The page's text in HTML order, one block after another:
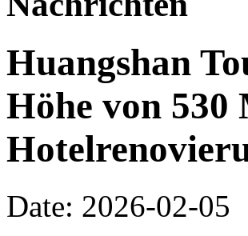
Huangshan
Höhe von
Date: 2026-02-05